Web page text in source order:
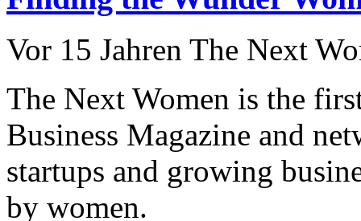
Vor 15 Jahren The Next
The Next Women is the
Business Magazine and
startups and growing
by women.